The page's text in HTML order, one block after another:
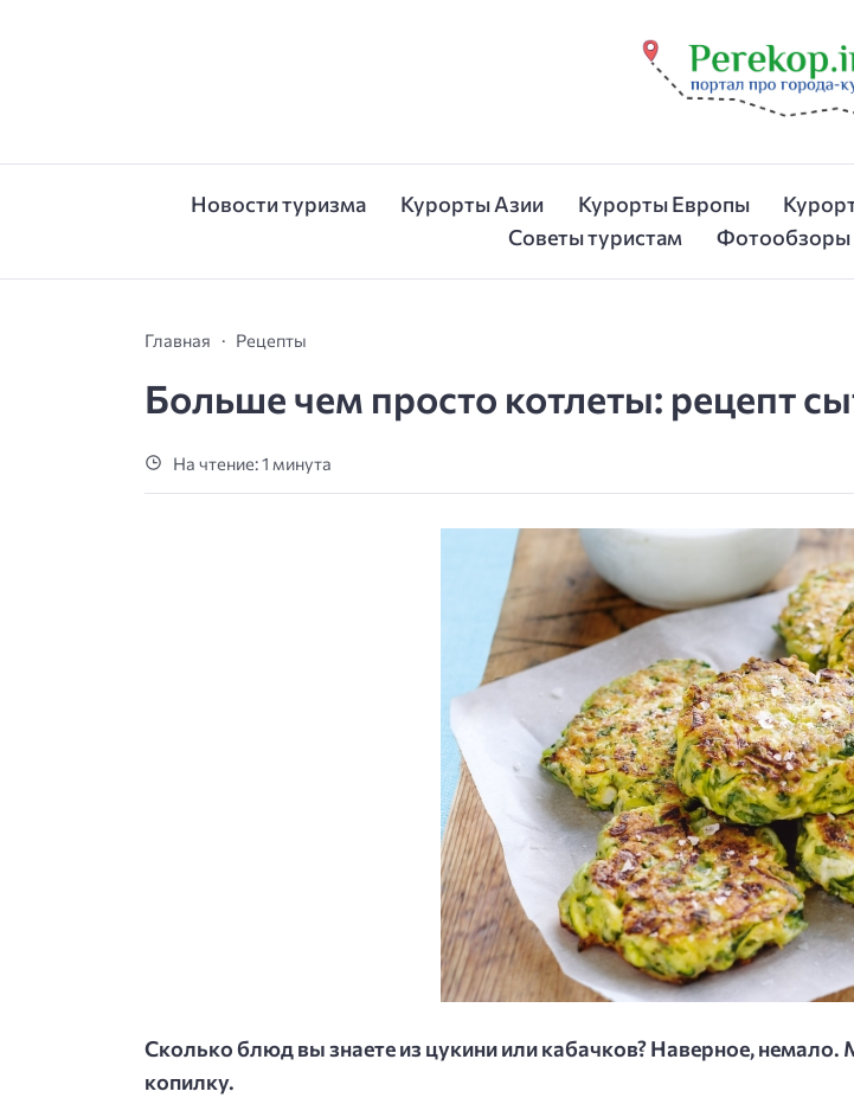
Новости туризма Курорты Азии Курорты Европы
Советы туристам
Фотообзоры
Главная Рецепты
Больше чем просто котлеты: рецепт
На чтение: 1 минута
Сколько блюд вы знаете из цукини или кабачков? Наверное,
копилку.